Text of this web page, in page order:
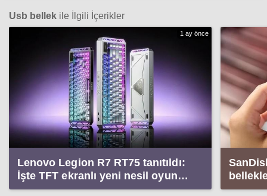
Usb bellek ile İlgili İçerikler
1 ay önce
Lenovo Legion R7 RT75 tanıtıldı:
İşte TFT ekranlı yeni nesil oyun
klavyesi